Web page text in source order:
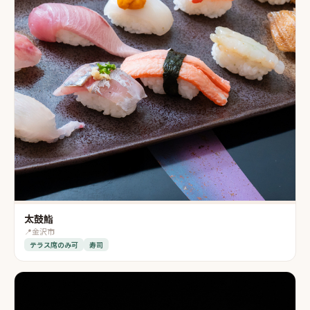
太鼓鮨
📍金沢市
テラス席のみ可 寿司